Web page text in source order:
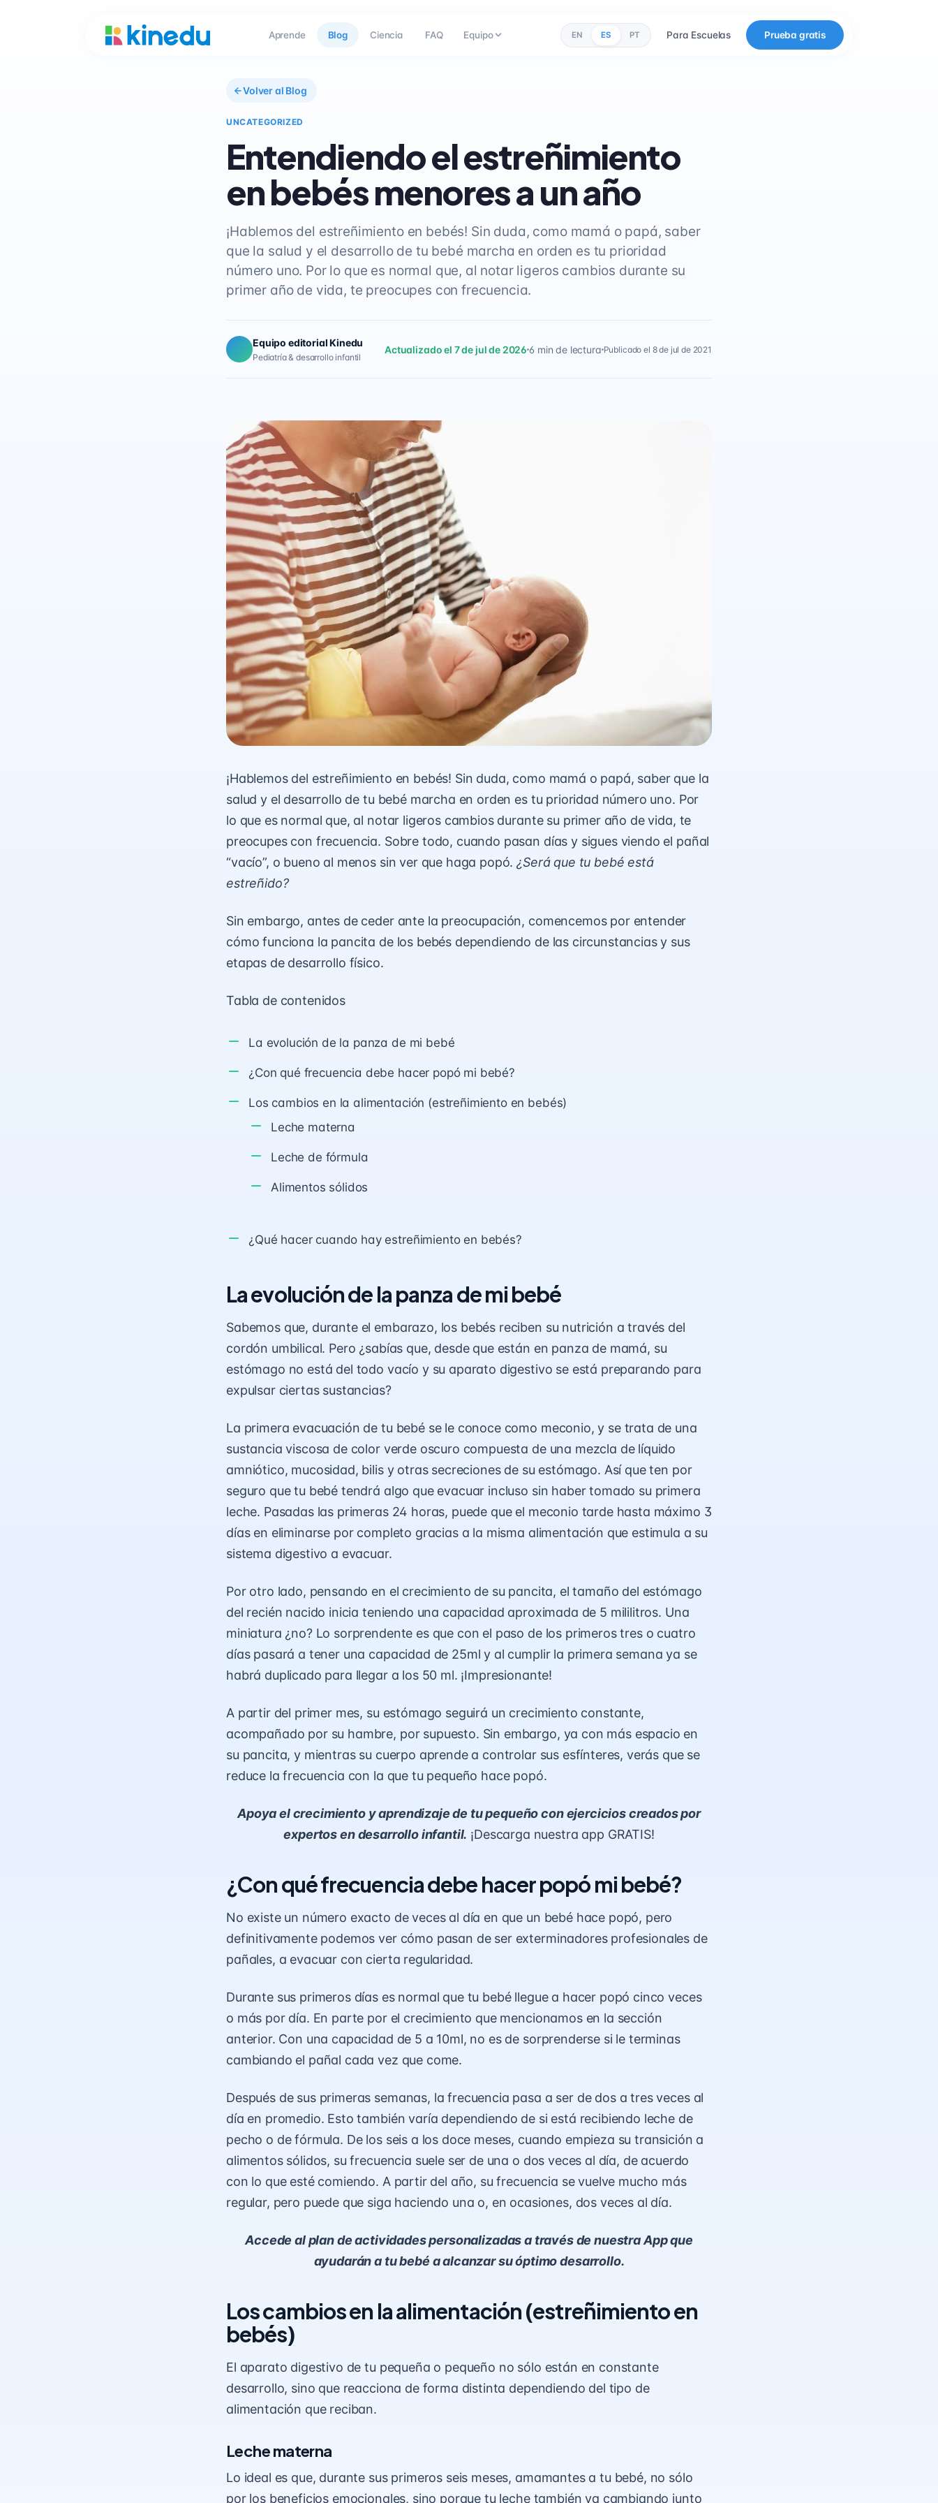
Aprende Blog Ciencia FAQ Equipo EN ES PT Para Escuelas Prueba gratis
Volver al Blog
UNCATEGORIZED
Entendiendo el estreñimiento
en bebés menores a un año
¡Hablemos del estreñimiento en bebés! Sin duda, como mamá o papá, saber
que la salud y el desarrollo de tu bebé marcha en orden es tu prioridad
número uno. Por lo que es normal que, al notar ligeros cambios durante su
primer año de vida, te preocupes con frecuencia.
Equipo editorial Kinedu
Pediatría & desarrollo infantil
Actualizado el 7 de jul de 2026 6 min de lectura Publicado el 8 de jul de 2021
¡Hablemos del estreñimiento en bebés! Sin duda, como mamá o papá, saber que la
salud y el desarrollo de tu bebé marcha en orden es tu prioridad número uno. Por
lo que es normal que, al notar ligeros cambios durante su primer año de vida, te
preocupes con frecuencia. Sobre todo, cuando pasan días y sigues viendo el pañal
“vacío”, o bueno al menos sin ver que haga popó.¿Será que tu bebé está
estreñido?
Sin embargo, antes de ceder ante la preocupación, comencemos por entender
cómo funciona la pancita de los bebés dependiendo de las circunstancias y sus
etapas de desarrollo físico.
Tabla de contenidos
La evolución de la panza de mi bebé
¿Con qué frecuencia debe hacer popó mi bebé?
Los cambios en la alimentación (estreñimiento en bebés)
Leche materna
Leche de fórmula
Alimentos sólidos
¿Qué hacer cuando hay estreñimiento en bebés?
La evolución de la panza de mi bebé
Sabemos que, durante el embarazo, los bebés reciben su nutrición a través del
cordón umbilical. Pero ¿sabías que, desde que están en panza de mamá, su
estómago no está del todo vacío y su aparato digestivo se está preparando para
expulsar ciertas sustancias?
La primera evacuación de tu bebé se le conoce como meconio, y se trata de una
sustancia viscosa de color verde oscuro compuesta de una mezcla de líquido
amniótico, mucosidad, bilis y otras secreciones de su estómago. Así que ten por
seguro que tu bebé tendrá algo que evacuar incluso sin haber tomado su primera
leche. Pasadas las primeras 24 horas, puede que el meconio tarde hasta máximo 3
días en eliminarse por completo gracias a la misma alimentación que estimula a su
sistema digestivo a evacuar.
Por otro lado, pensando en el crecimiento de su pancita, el tamaño del estómago
del recién nacido inicia teniendo una capacidad aproximada de 5 mililitros. Una
miniatura ¿no? Lo sorprendente es que con el paso de los primeros tres o cuatro
días pasará a tener una capacidad de 25ml y al cumplir la primera semana ya se
habrá duplicado para llegar a los 50 ml. ¡Impresionante!
A partir del primer mes, su estómago seguirá un crecimiento constante,
acompañado por su hambre, por supuesto. Sin embargo, ya con más espacio en
su pancita, y mientras su cuerpo aprende a controlar sus esfínteres, verás que se
reduce la frecuencia con la que tu pequeño hace popó.
Apoya el crecimiento y aprendizaje de tu pequeño con ejercicios creados por
expertos en desarrollo infantil. ¡Descarga nuestra app GRATIS!
¿Con qué frecuencia debe hacer popó mi bebé?
No existe un número exacto de veces al día en que un bebé hace popó, pero
definitivamente podemos ver cómo pasan de ser exterminadores profesionales de
pañales, a evacuar con cierta regularidad.
Durante sus primeros días es normal que tu bebé llegue a hacer popó cinco veces
o más por día. En parte por el crecimiento que mencionamos en la sección
anterior. Con una capacidad de 5 a 10ml, no es de sorprenderse si le terminas
cambiando el pañal cada vez que come.
Después de sus primeras semanas, la frecuencia pasa a ser de dos a tres veces al
día en promedio. Esto también varía dependiendo de si está recibiendo leche de
pecho o de fórmula. De los seis a los doce meses, cuando empieza su transición a
alimentos sólidos, su frecuencia suele ser de una o dos veces al día, de acuerdo
con lo que esté comiendo. A partir del año, su frecuencia se vuelve mucho más
regular, pero puede que siga haciendo una o, en ocasiones, dos veces al día.
Accede al plan de actividades personalizadas a través de nuestra App que
ayudarán a tu bebé a alcanzar su óptimo desarrollo.
Los cambios en la alimentación(estreñimiento en
bebés)
El aparato digestivo de tu pequeña o pequeño no sólo están en constante
desarrollo, sino que reacciona de forma distinta dependiendo del tipo de
alimentación que reciban.
Leche materna
Lo ideal es que, durante sus primeros seis meses, amamantes a tu bebé, no sólo
por los beneficios emocionales, sino porque tu leche también va cambiando junto